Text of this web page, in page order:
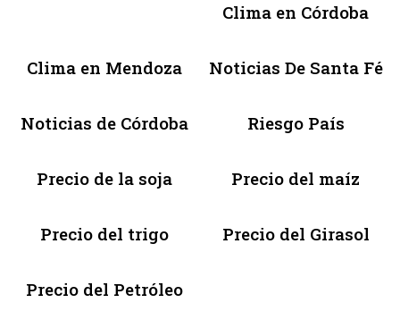
Clima en Córdoba
Clima en Mendoza Noticias De Santa Fé
Noticias de Córdoba Riesgo País
Precio de la soja Precio del maíz
Precio del trigo Precio del Girasol
Precio del Petróleo